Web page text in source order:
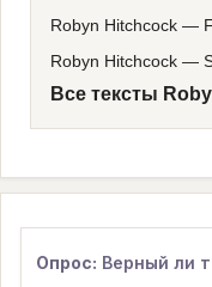
Robyn Hitchcock —
Robyn Hitchcock —
Все тексты
Опрос: Верный ли